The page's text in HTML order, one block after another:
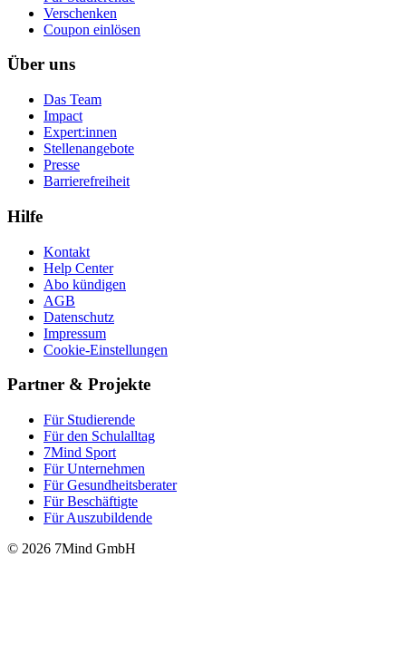
Ver­schen­ken
Coupon einlösen
Über uns
Das Team
Impact
Expert:innen
Stellenangebote
Presse
Barrierefreiheit
Hilfe
Kontakt
Help Center
Abo kündigen
AGB
Datenschutz
Impressum
Cookie-Einstellungen
Partner & Projekte
Für Stu­die­rende
Für den Schulalltag
7Mind Sport
Für Unter­neh­men
Für Gesund­heits­be­ra­ter
Für Beschäftigte
Für Auszubildende
© 2026 7Mind GmbH